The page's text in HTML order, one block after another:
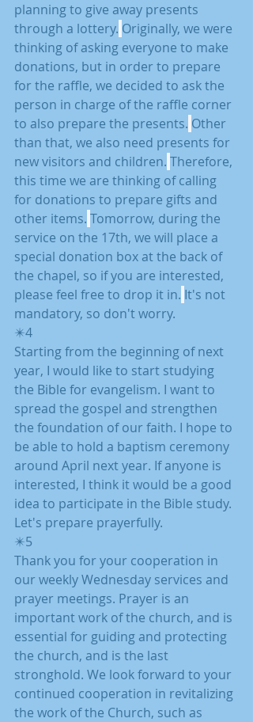
planning to give away presents
through a lottery. Originally, we were
thinking of asking everyone to make
donations, but in order to prepare
for the raffle, we decided to ask the
person in charge of the raffle corner
to also prepare the presents. Other
than that, we also need presents for
new visitors and children. Therefore,
this time we are thinking of calling
for donations to prepare gifts and
other items. Tomorrow, during the
service on the 17th, we will place a
special donation box at the back of
the chapel, so if you are interested,
please feel free to drop it in. It's not
mandatory, so don't worry.
✴️4
Starting from the beginning of next
year, I would like to start studying
the Bible for evangelism. I want to
spread the gospel and strengthen
the foundation of our faith. I hope to
be able to hold a baptism ceremony
around April next year. If anyone is
interested, I think it would be a good
idea to participate in the Bible study.
Let's prepare prayerfully.
✴️5
Thank you for your cooperation in
our weekly Wednesday services and
prayer meetings. Prayer is an
important work of the church, and is
essential for guiding and protecting
the church, and is the last
stronghold. We look forward to your
continued cooperation in revitalizing
the work of the Church, such as